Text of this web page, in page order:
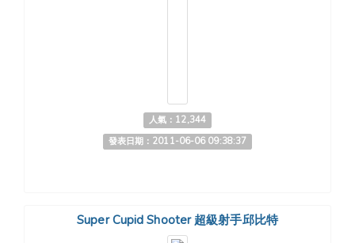
人氣：12,344
發表日期：2011-06-06 09:38:37
Super Cupid Shooter 超級射手邱比特